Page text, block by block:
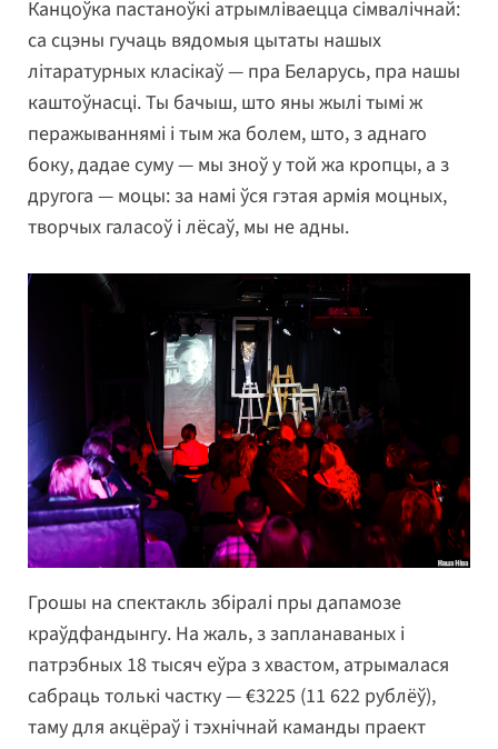
Канцоўка пастаноўкі атрымліваецца сімвалічнай:
са сцэны гучаць вядомыя цытаты нашых
літаратурных класікаў — пра Беларусь, пра нашы
каштоўнасці. Ты бачыш, што яны жылі тымі ж
перажываннямі і тым жа болем, што, з аднаго
боку, дадае суму — мы зноў у той жа кропцы, а з
другога — моцы: за намі ўся гэтая армія моцных,
творчых галасоў і лёсаў, мы не адны.
Грошы на спектакль збіралі пры дапамозе
краўдфандынгу. На жаль, з запланаваных і
патрэбных 18 тысяч еўра з хвастом, атрымалася
сабраць толькі частку — €3225 (11 622 рублёў),
таму для акцёраў і тэхнічнай каманды праект